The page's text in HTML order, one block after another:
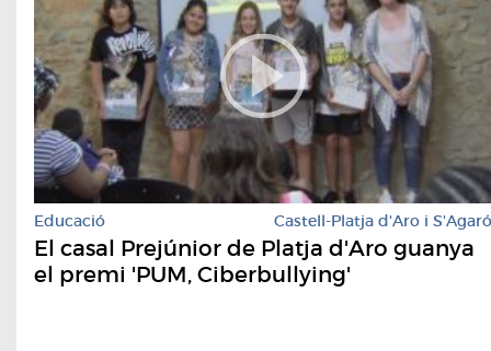
Educació Castell-Platja d'Aro i S'Agaró
El casal Prejúnior de Platja d'Aro guanya
el premi 'PUM, Ciberbullying'